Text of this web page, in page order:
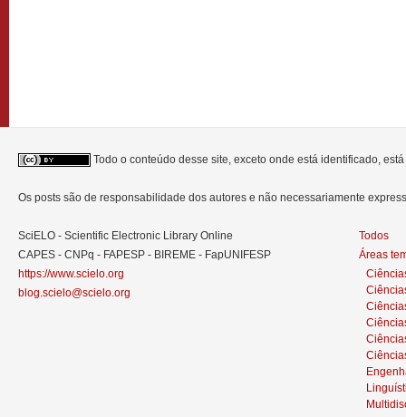
Todo o conteúdo desse site, exceto onde está identificado,
Os posts são de responsabilidade dos autores e não necessariamente
SciELO - Scientific Electronic Library Online
CAPES - CNPq - FAPESP - BIREME - FapUNIFESP
https://www.scielo.org
blog.scielo@scielo.org
Todos
Áreas